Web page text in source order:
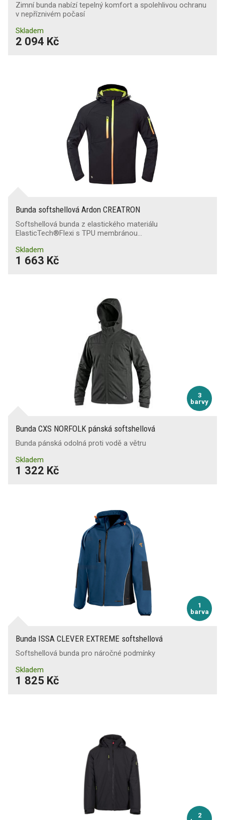
Zimní bunda nabízí tepelný komfort a spolehlivou ochranu
v nepříznivém počasí
Skladem
2 094 Kč
Bunda softshellová Ardon CREATRON
Softshellová bunda z elastického materiálu
ElasticTech®Flexi s TPU membránou…
Skladem
1 663 Kč
3
barvy
Bunda CXS NORFOLK pánská softshellová
Bunda pánská odolná proti vodě a větru
Skladem
1 322 Kč
1
barva
Bunda ISSA CLEVER EXTREME softshellová
Softshellová bunda pro náročné podmínky
Skladem
1 825 Kč
2